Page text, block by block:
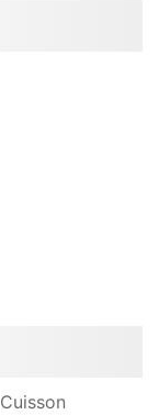
Cuisson